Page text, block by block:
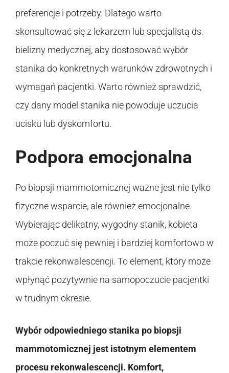
preferencje i potrzeby. Dlatego warto
skonsultować się z lekarzem lub specjalistą ds.
bielizny medycznej, aby dostosować wybór
stanika do konkretnych warunków zdrowotnych i
wymagań pacjentki. Warto również sprawdzić,
czy dany model stanika nie powoduje uczucia
ucisku lub dyskomfortu.
Podpora emocjonalna
Po biopsji mammotomicznej ważne jest nie tylko
fizyczne wsparcie, ale również emocjonalne.
Wybierając delikatny, wygodny stanik, kobieta
może poczuć się pewniej i bardziej komfortowo w
trakcie rekonwalescencji. To element, który może
wpłynąć pozytywnie na samopoczucie pacjentki
w trudnym okresie.
Wybór odpowiedniego stanika po biopsji
mammotomicznej jest istotnym elementem
procesu rekonwalescencji. Komfort,